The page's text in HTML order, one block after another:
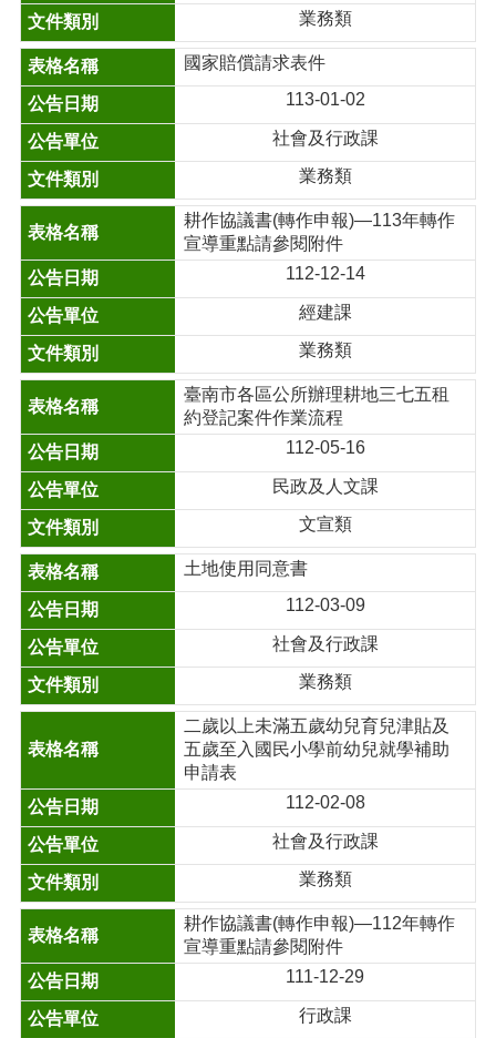
業務類
國家賠償請求表件
113-01-02
社會及行政課
業務類
耕作協議書(轉作申報)—113年轉作
宣導重點請參閱附件
112-12-14
經建課
業務類
臺南市各區公所辦理耕地三七五租
約登記案件作業流程
112-05-16
民政及人文課
文宣類
土地使用同意書
112-03-09
社會及行政課
業務類
二歲以上未滿五歲幼兒育兒津貼及
五歲至入國民小學前幼兒就學補助
申請表
112-02-08
社會及行政課
業務類
耕作協議書(轉作申報)—112年轉作
宣導重點請參閱附件
111-12-29
行政課